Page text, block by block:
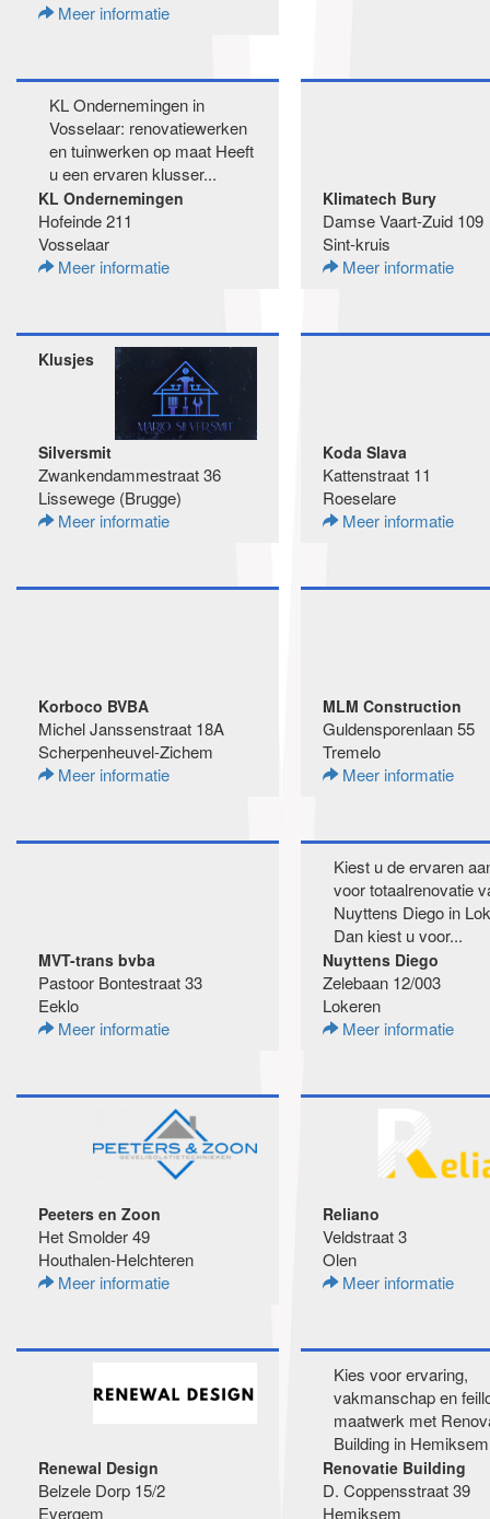
Meer informatie
KL Ondernemingen in
Vosselaar: renovatiewerken
en tuinwerken op maat Heeft
u een ervaren klusser...
KL Ondernemingen
Hofeinde 211
Vosselaar
Meer informatie
Klimatech Bury
Damse Vaart-Zuid 109
Sint-kruis
Meer informatie
Klusjes
Silversmit
Zwankendammestraat 36
Lissewege (Brugge)
Meer informatie
Koda Slava
Kattenstraat 11
Roeselare
Meer informatie
Korboco BVBA
Michel Janssenstraat 18A
Scherpenheuvel-Zichem
Meer informatie
MLM Construction
Guldensporenlaan 55
Tremelo
Meer informatie
MVT-trans bvba
Pastoor Bontestraat 33
Eeklo
Meer informatie
Kiest u de ervaren
voor totaalrenovatie
Nuyttens Diego in
Dan kiest u voor...
Nuyttens Diego
Zelebaan 12/003
Lokeren
Meer informatie
Peeters en Zoon
Het Smolder 49
Houthalen-Helchteren
Meer informatie
Reliano
Veldstraat 3
Olen
Meer informatie
Renewal Design
Belzele Dorp 15/2
Evergem
Kies voor ervaring,
vakmanschap en
maatwerk met
Building in
Renovatie Building
D. Coppensstraat 39
Hemiksem